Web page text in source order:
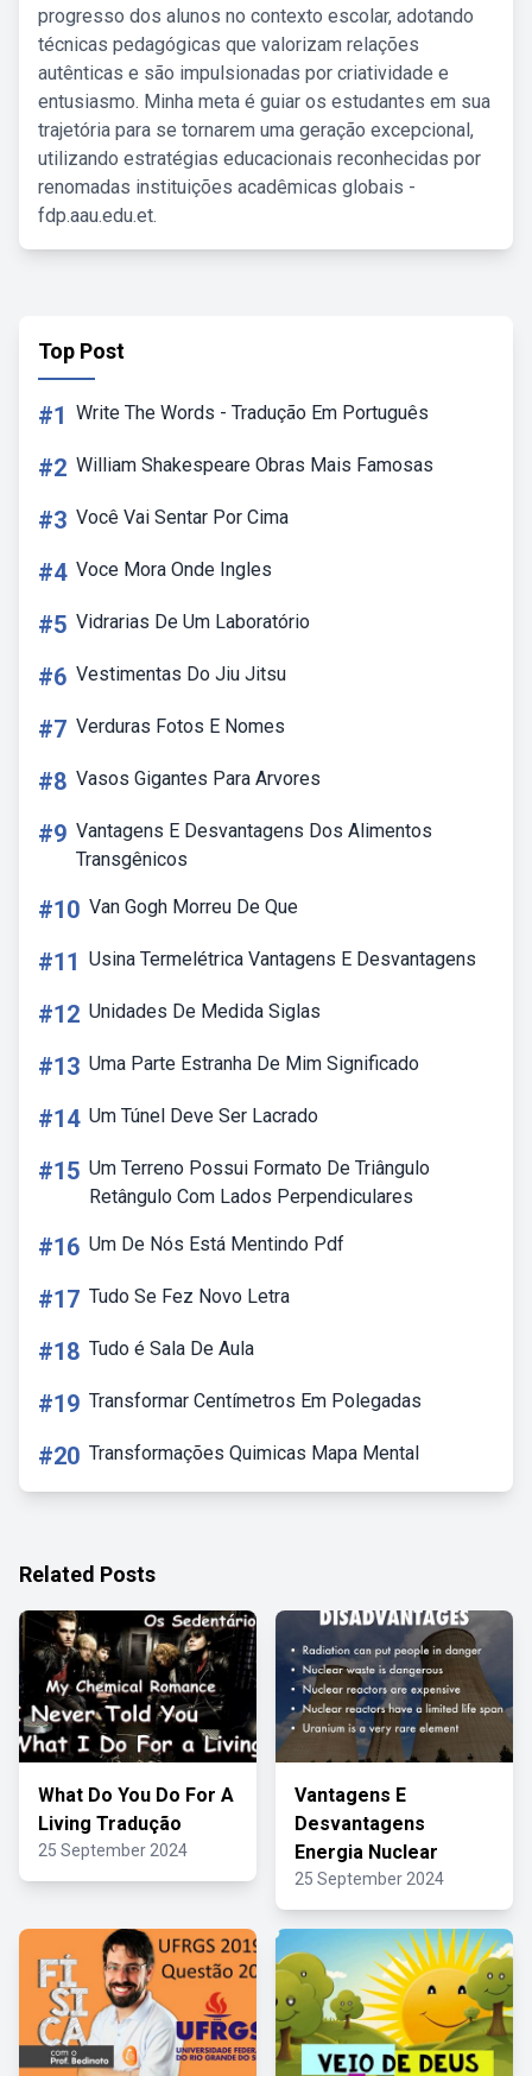
progresso dos alunos no contexto escolar, adotando
técnicas pedagógicas que valorizam relações
autênticas e são impulsionadas por criatividade e
entusiasmo. Minha meta é guiar os estudantes em sua
trajetória para se tornarem uma geração excepcional,
utilizando estratégias educacionais reconhecidas por
renomadas instituições acadêmicas globais -
fdp.aau.edu.et.
Top Post
#1 Write The Words - Tradução Em Português
#2 William Shakespeare Obras Mais Famosas
#3 Você Vai Sentar Por Cima
#4 Voce Mora Onde Ingles
#5 Vidrarias De Um Laboratório
#6 Vestimentas Do Jiu Jitsu
#7 Verduras Fotos E Nomes
#8 Vasos Gigantes Para Arvores
#9 Vantagens E Desvantagens Dos Alimentos
Transgênicos
#10 Van Gogh Morreu De Que
#11 Usina Termelétrica Vantagens E Desvantagens
#12 Unidades De Medida Siglas
#13 Uma Parte Estranha De Mim Significado
#14 Um Túnel Deve Ser Lacrado
#15 Um Terreno Possui Formato De Triângulo
Retângulo Com Lados Perpendiculares
#16 Um De Nós Está Mentindo Pdf
#17 Tudo Se Fez Novo Letra
#18 Tudo é Sala De Aula
#19 Transformar Centímetros Em Polegadas
#20 Transformações Quimicas Mapa Mental
Related Posts
What Do You Do For A
Living Tradução
25 September 2024
Vantagens E
Desvantagens
Energia Nuclear
25 September 2024